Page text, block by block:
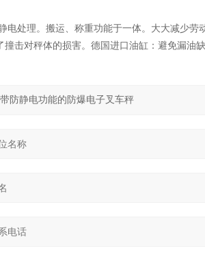
处理。搬运、称重功能于一体。大大减少劳
击对秤体的损害。德国进口油缸：避免漏油